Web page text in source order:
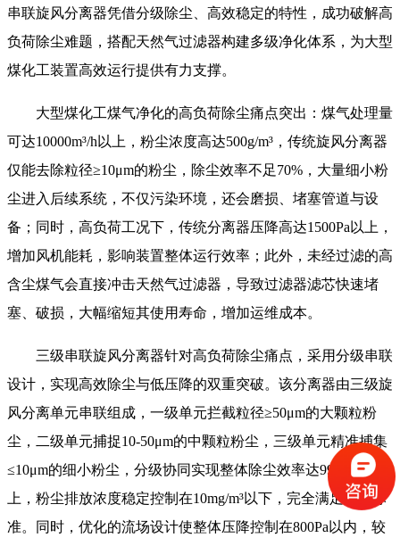
串联旋风分离器凭借分级除尘、高效稳定的特性，成功破解高
负荷除尘难题，搭配天然气过滤器构建多级净化体系，为大型
煤化工装置高效运行提供有力支撑。
大型煤化工煤气净化的高负荷除尘痛点突出：煤气处理量
可达10000m³/h以上，粉尘浓度高达500g/m³，传统旋风分离器
仅能去除粒径≥10μm的粉尘，除尘效率不足70%，大量细小粉
尘进入后续系统，不仅污染环境，还会磨损、堵塞管道与设
备；同时，高负荷工况下，传统分离器压降高达1500Pa以上，
增加风机能耗，影响装置整体运行效率；此外，未经过滤的高
含尘煤气会直接冲击天然气过滤器，导致过滤器滤芯快速堵
塞、破损，大幅缩短其使用寿命，增加运维成本。
三级串联旋风分离器针对高负荷除尘痛点，采用分级串联
设计，实现高效除尘与低压降的双重突破。该分离器由三级旋
风分离单元串联组成，一级单元拦截粒径≥50μm的大颗粒粉
尘，二级单元捕捉10-50μm的中颗粒粉尘，三级单元精准捕集
≤10μm的细小粉尘，分级协同实现整体除尘效率达99.5%以
上，粉尘排放浓度稳定控制在10mg/m³以下，完全满足环保标
准。同时，优化的流场设计使整体压降控制在800Pa以内，较